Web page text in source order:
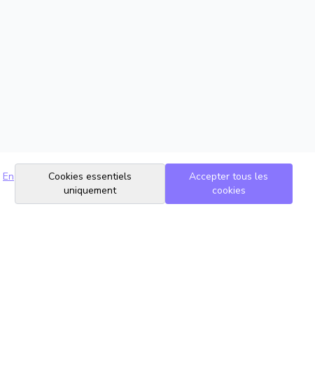
En
Cookies essentiels
uniquement
Accepter tous les
cookies